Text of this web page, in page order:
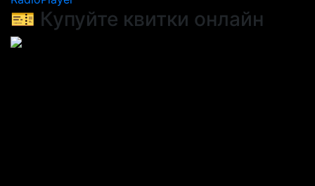
🎫 Купуйте квитки онлайн